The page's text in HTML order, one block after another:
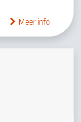
Meer info